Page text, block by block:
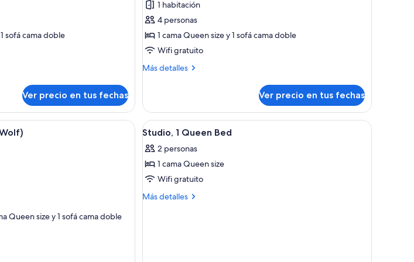
sofá cama doble
Ver precio en tus fechas
Suite
(One
Bedroom
Wolf)
1 habitación
4 personas
1 cama Queen size y 1 sofá cama doble
Wifi gratuito
Más detalles
Más
(One
Bedroom
Wolf)
Ver precio en tus fechas
un cuadro de un lobo.
Una sala de estar moderna con chimenea, un comedor y una cocina.
Queen size y 1 sofá cama doble
Ver
todas
las
fotos
de
Studio,
Habitación de hotel con cabecera de
6
Studio, 1 Queen Bed
2 personas
1 cama Queen size
Wifi gratuito
Más detalles
Más